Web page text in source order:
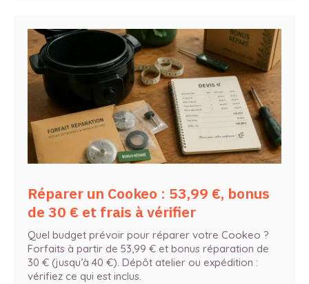
Réparer un Cookeo : 53,99 €, bonus
de 30 € et frais à vérifier
Quel budget prévoir pour réparer votre Cookeo ?
Forfaits à partir de 53,99 € et bonus réparation de
30 € (jusqu’à 40 €). Dépôt atelier ou expédition :
vérifiez ce qui est inclus.